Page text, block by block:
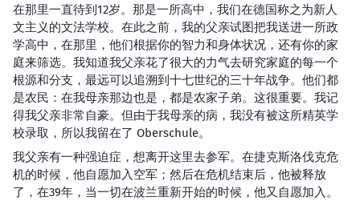
在那里一直待到12岁。那是一所高中，我们在德国称之为新人
文主义的文法学校。在此之前，我的父亲试图把我送进一所政
学高中，在那里，他们根据你的智力和身体状况，还有你的家
庭来筛选。我知道我父亲花了很大的力气去研究家庭的每一个
根源和分支，最远可以追溯到十七世纪的三十年战争。他们都
是农民：在我母亲那边也是，都是农家子弟。这很重要。我记
得我父亲非常自豪。但由于我母亲的病，我没有被这所精英学
校录取，所以我留在了 Oberschule。
我父亲有一种强迫症，想离开这里去参军。在捷克斯洛伐克危
机的时候，他自愿加入空军；然后在危机结束后，他被释放
了，在39年，当一切在波兰重新开始的时候，他又自愿加入。